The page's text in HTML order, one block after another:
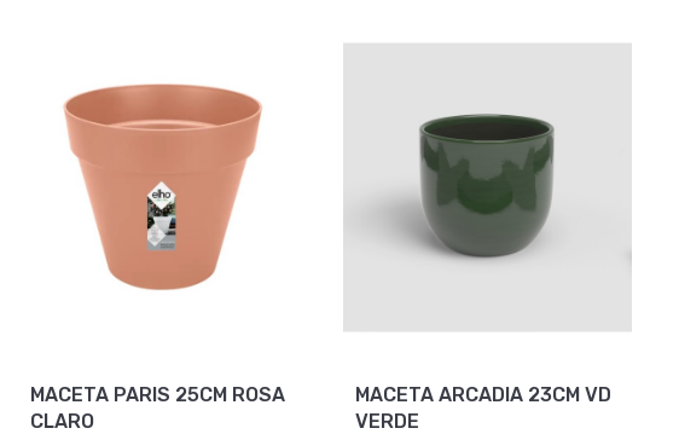
MACETA PARIS 25CM ROSA
CLARO
MACETA ARCADIA 23CM VD
VERDE